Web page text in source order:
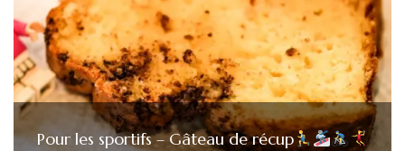
Pour les sportifs – Gâteau de récup